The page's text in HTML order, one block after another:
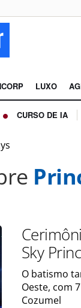
LUXO
CURSO DE IA
Sky
O batismo
Oeste, com
Cozumel